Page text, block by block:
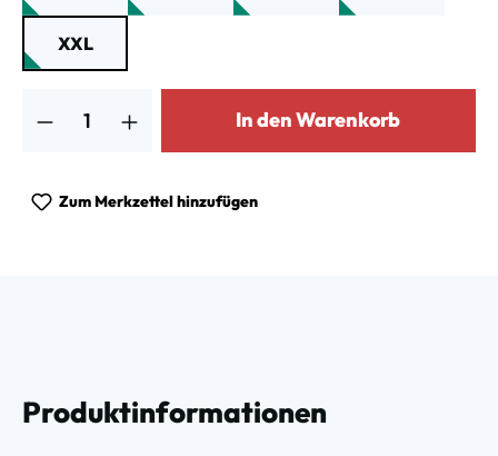
XXL
In den Warenkorb
Zum Merkzettel hinzufügen
Produktinformationen